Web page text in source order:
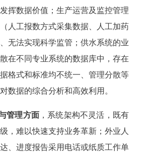
挥数据价值；生产运营及监控管理
人工报数方式采集数据、人工加药
无法实现科学监管；供水系统的业
在不同专业系统的数据库中，存在
格式和标准均不统一、管理分散等
数据的综合分析和高效利用。
管理方面 ，系统架构不灵活，既有
，难以快速支持业务革新；外业人
、进度报告采用电话或纸质工作单